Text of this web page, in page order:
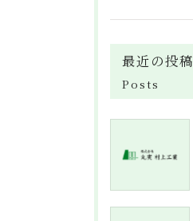
最近の投稿
Posts